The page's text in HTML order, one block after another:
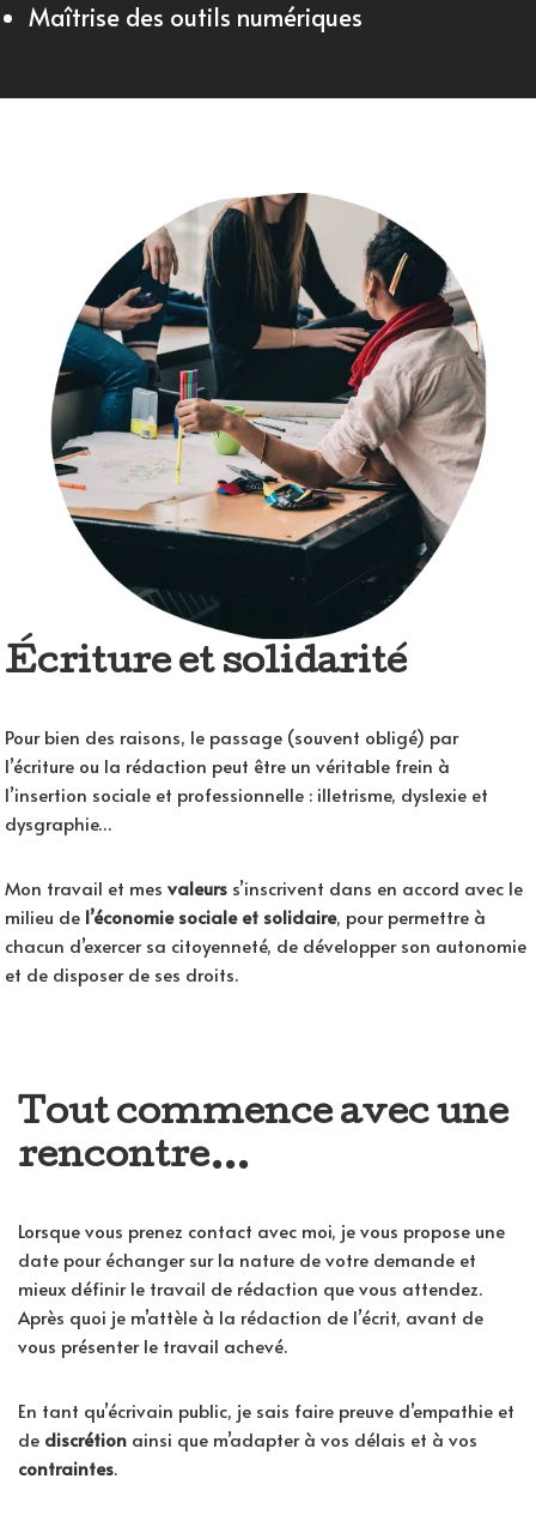
Maîtrise des outils numériques
Écriture et solidarité
Pour bien des raisons, le passage (souvent obligé) par
l’écriture ou la rédaction peut être un véritable frein à
l’insertion sociale et professionnelle : illetrisme, dyslexie et
dysgraphie…
Mon travail et mesvaleurs s’inscrivent dans en accord avec le
milieu de l’économie sociale et solidaire, pour permettre à
chacun d’exercer sa citoyenneté, de développer son autonomie
et de disposer de ses droits.
Tout commence avec une
rencontre…
Lorsque vous prenez contact avec moi, je vous propose une
date pour échanger sur la nature de votre demande et
mieux définir le travail de rédaction que vous attendez.
Après quoi je m’attèle à la rédaction de l’écrit, avant de
vous présenter le travail achevé.
En tant qu’écrivain public, je sais faire preuve d’empathie et
de discrétion ainsi que m’adapter à vos délais et à vos
contraintes.